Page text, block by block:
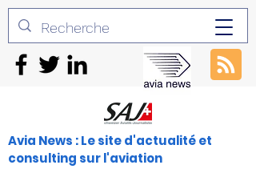
Avia News : Le site d'actualité et
consulting sur l'aviation